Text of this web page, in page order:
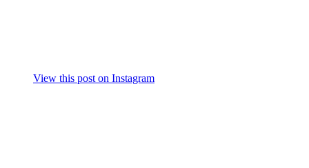
View this post on Instagram